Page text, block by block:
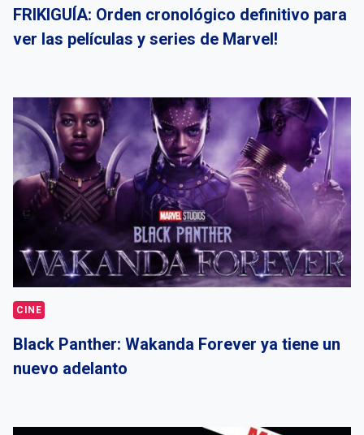
FRIKIGUÍA: Orden cronológico definitivo para
ver las películas y series de Marvel!
CINE
Black Panther: Wakanda Forever ya tiene un
nuevo adelanto